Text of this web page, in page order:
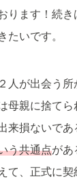
ります！続
たいです。
人が出会う所
母親に捨てら
来損ないであ
う共通点があ
て、正式に